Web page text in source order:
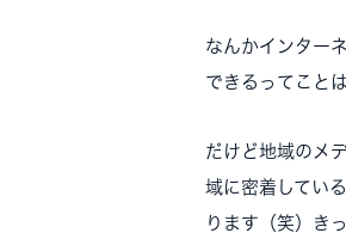
なんかインター
できるってこと
だけど地域のメ
域に密着してい
ります（笑）き